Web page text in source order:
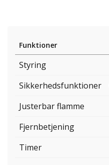
Funktioner
Styring
Sikkerhedsfunktioner
Justerbar flamme
Fjernbetjening
Timer